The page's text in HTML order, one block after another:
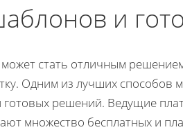
и
стать отличным
Одним из лучших способов
готовых решений. Ведущие
множество бесплатных и